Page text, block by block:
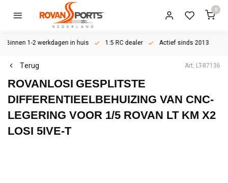
0
Binnen 1-2 werkdagen in huis 1:5 RC dealer Actief sinds 2013
Terug Art: LT-87136
ROVANLOSI GESPLITSTE
DIFFERENTIEELBEHUIZING VAN CNC-
LEGERING VOOR 1/5 ROVAN LT KM X2
LOSI 5IVE-T